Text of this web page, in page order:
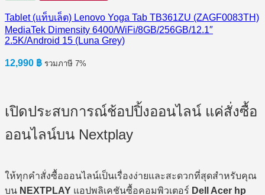
Tablet (แท็บเล็ต) Lenovo Yoga Tab TB361ZU (ZAGF0083TH)
MediaTek Dimensity 6400/WiFi/8GB/256GB/12.1″
2.5K/Android 15 (Luna Grey)
12,990 ฿ รวมภาษี 7%
เปิดประสบการณ์ช้อปปิ้งออนไลน์ แค่สั่งซื้อ
ออนไลน์บน Nextplay
ให้ทุกคำสั่งซื้อออนไลน์เป็นเรื่องง่ายและสะดวกที่สุดสำหรับคุณ
บน NEXTPLAY แอปพลิเคชันซื้อคอมพิวเตอร์ Dell Acer hp